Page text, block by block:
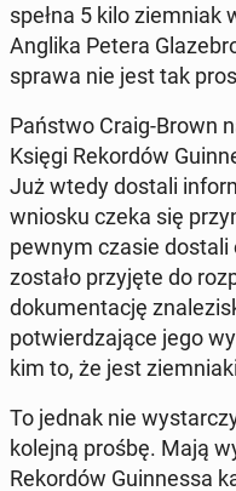
speł­na 5 kilo ziem­niak
Anglika Petera
sprawa nie jest tak
Państwo Craig-Brown
Księgi Re­kor­dów
Już wtedy dostali
wniosku czeka się
pewnym czasie dostali
zostało przy­ję­te do
do­ku­men­ta­cję
po­twier­dza­ją­ce jego
kim to, że jest
To jednak nie
kolejną prośbę. Mają
Re­kor­dów Gu­in­nes­sa